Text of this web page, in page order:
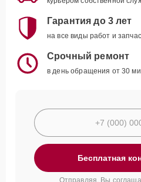
Гарантия до 3 лет
на все виды работ и
Срочный ремонт
в день обращения от 30
Бесплатная
Отправляя, Вы